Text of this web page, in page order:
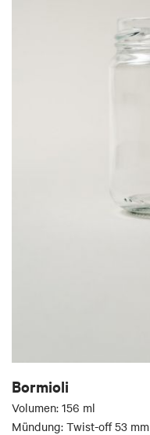
Bormioli
Volumen: 156 ml
Mündung: Twist-off 53 mm